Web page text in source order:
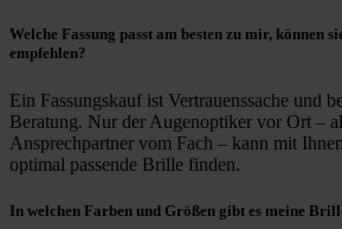
Welche Fassung passt am besten zu mir, können
empfehlen?
Ein Fassungskauf ist Vertrauenssache und
Beratung. Nur der Augenoptiker vor Ort –
Ansprechpartner vom Fach – kann mit
optimal passende Brille finden.
In welchen Farben und Größen gibt es meine